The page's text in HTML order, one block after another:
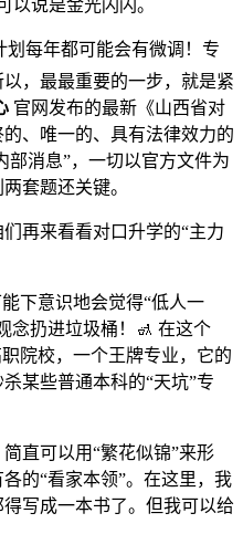
以说是金光闪闪。
划每年都可能会有微调！专
，最最重要的一步，就是紧
官网发布的最新《山西省对
、唯一的、具有法律效力的
部消息”，一切以官方文件为
套题还关键。
再来看看对口升学的“主力
下意识地会觉得“低人一
念扔进垃圾桶！🚮 在这个
院校，一个王牌专业，它的
某些普通本科的“天坑”专
直可以用“繁花似锦”来形
的“看家本领”。在这里，我
写成一本书了。但我可以给